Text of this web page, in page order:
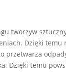
tworzyw
Dzięki temu
Dzięki temu